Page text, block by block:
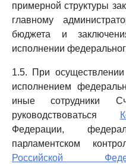
примерной структуры
главному
бюджета и
исполнении
1.5. При
исполнением
иные сотрудники
руководствоваться
Федерации,
парламентском
Российской